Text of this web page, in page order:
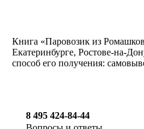
Книга «Паровозик из
Екатеринбурге, Ростове-на-
способ его получения:
8 495 424-84-44